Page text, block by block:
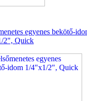
egyenes bekötő-
2", Quick